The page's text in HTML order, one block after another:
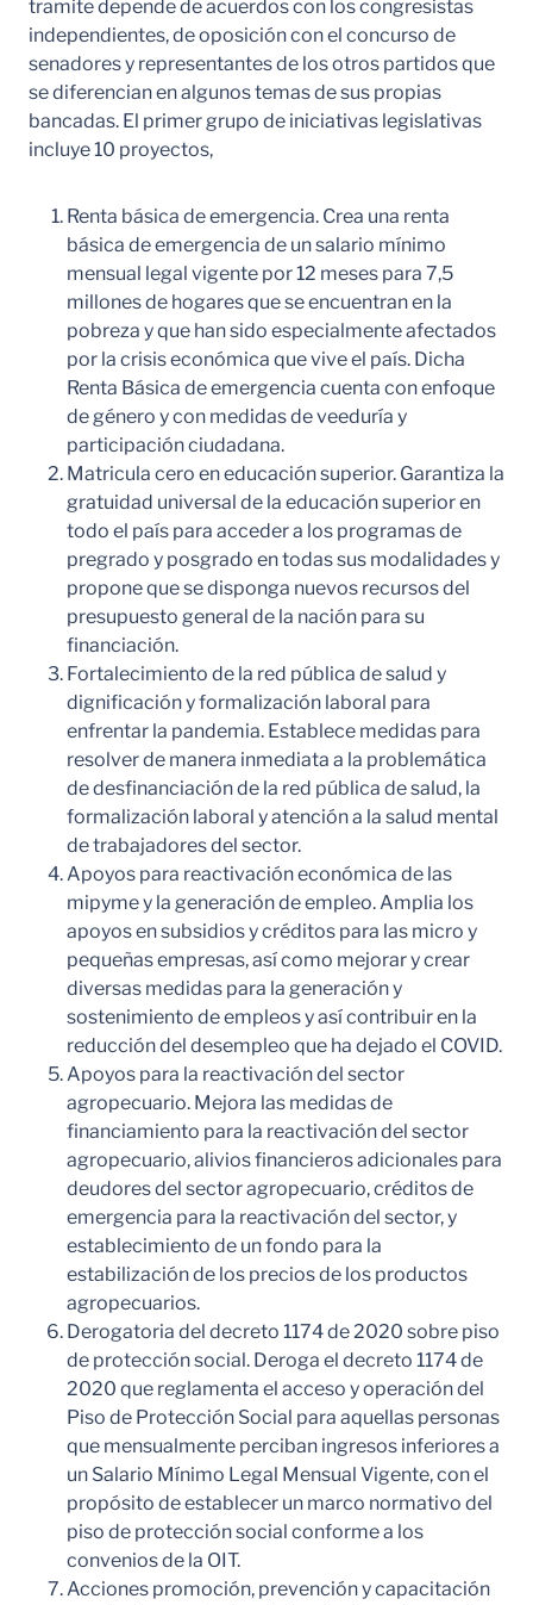
tramite depende de acuerdos con los congresistas
independientes, de oposición con el concurso de
senadores y representantes de los otros partidos que
se diferencian en algunos temas de sus propias
bancadas. El primer grupo de iniciativas legislativas
incluye 10 proyectos,
Renta básica de emergencia. Crea una renta
básica de emergencia de un salario mínimo
mensual legal vigente por 12 meses para 7,5
millones de hogares que se encuentran en la
pobreza y que han sido especialmente afectados
por la crisis económica que vive el país. Dicha
Renta Básica de emergencia cuenta con enfoque
de género y con medidas de veeduría y
participación ciudadana.
Matricula cero en educación superior. Garantiza la
gratuidad universal de la educación superior en
todo el país para acceder a los programas de
pregrado y posgrado en todas sus modalidades y
propone que se disponga nuevos recursos del
presupuesto general de la nación para su
financiación.
Fortalecimiento de la red pública de salud y
dignificación y formalización laboral para
enfrentar la pandemia. Establece medidas para
resolver de manera inmediata a la problemática
de desfinanciación de la red pública de salud, la
formalización laboral y atención a la salud mental
de trabajadores del sector.
Apoyos para reactivación económica de las
mipyme y la generación de empleo. Amplia los
apoyos en subsidios y créditos para las micro y
pequeñas empresas, así como mejorar y crear
diversas medidas para la generación y
sostenimiento de empleos y así contribuir en la
reducción del desempleo que ha dejado el COVID.
Apoyos para la reactivación del sector
agropecuario. Mejora las medidas de
financiamiento para la reactivación del sector
agropecuario, alivios financieros adicionales para
deudores del sector agropecuario, créditos de
emergencia para la reactivación del sector, y
establecimiento de un fondo para la
estabilización de los precios de los productos
agropecuarios.
Derogatoria del decreto 1174 de 2020 sobre piso
de protección social. Deroga el decreto 1174 de
2020 que reglamenta el acceso y operación del
Piso de Protección Social para aquellas personas
que mensualmente perciban ingresos inferiores a
un Salario Mínimo Legal Mensual Vigente, con el
propósito de establecer un marco normativo del
piso de protección social conforme a los
convenios de la OIT.
Acciones promoción, prevención y capacitación